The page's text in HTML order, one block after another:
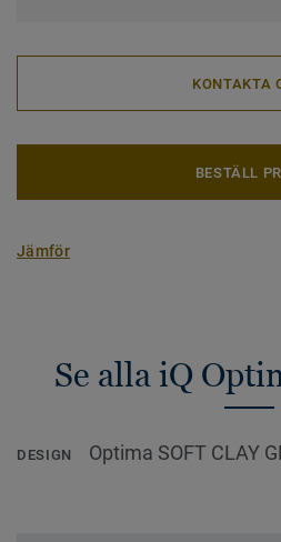
KONTAKTA
BESTÄLL
Jämför
Se alla iQ
DESIGN Optima SOFT CLAY